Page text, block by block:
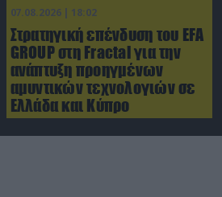
07.08.2026 | 18:02
Στρατηγική επένδυση του EFA
GROUP στη Fractal για την
ανάπτυξη προηγμένων
αμυντικών τεχνολογιών σε
Ελλάδα και Κύπρο